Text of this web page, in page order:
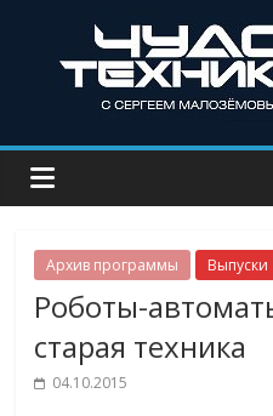
Архив программы Выпуски
Роботы-
старая техника
04.10.2015